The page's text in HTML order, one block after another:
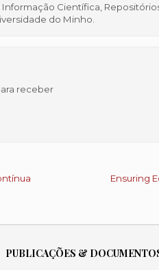
Científica,
do Minho.
receber
Ensuring
PUBLICAÇÕES &